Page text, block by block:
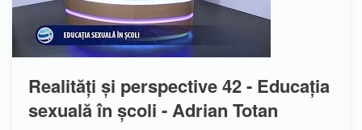
Realități și perspective 42 - Educația
sexuală în școli - Adrian Totan